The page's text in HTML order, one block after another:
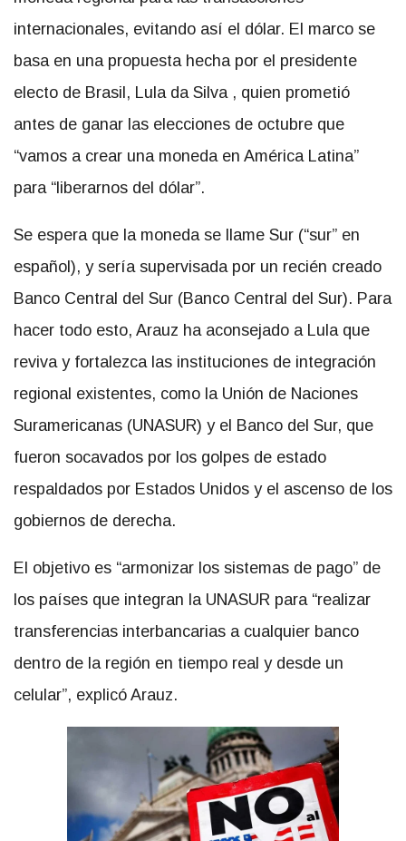
internacionales, evitando así el dólar. El marco se
basa en una propuesta hecha por el presidente
electo de Brasil, Lula da Silva , quien prometió
antes de ganar las elecciones de octubre que
“vamos a crear una moneda en América Latina”
para “liberarnos del dólar”.
Se espera que la moneda se llame Sur (“sur” en
español), y sería supervisada por un recién creado
Banco Central del Sur (Banco Central del Sur). Para
hacer todo esto, Arauz ha aconsejado a Lula que
reviva y fortalezca las instituciones de integración
regional existentes, como la Unión de Naciones
Suramericanas (UNASUR) y el Banco del Sur, que
fueron socavados por los golpes de estado
respaldados por Estados Unidos y el ascenso de los
gobiernos de derecha.
El objetivo es “armonizar los sistemas de pago” de
los países que integran la UNASUR para “realizar
transferencias interbancarias a cualquier banco
dentro de la región en tiempo real y desde un
celular”, explicó Arauz.